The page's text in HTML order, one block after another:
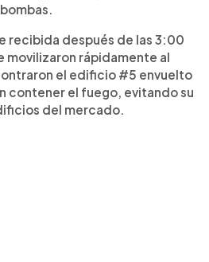
recibida después de las 3:00
movilizaron rápidamente al
el edificio #5 envuelto
contener el fuego, evitando su
del mercado.